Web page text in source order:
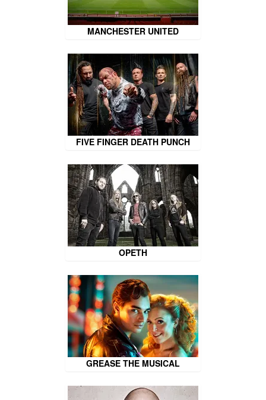
MANCHESTER UNITED
FIVE FINGER DEATH PUNCH
OPETH
GREASE THE MUSICAL